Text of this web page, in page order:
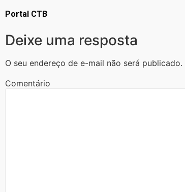
Portal CTB
Deixe uma resposta
O seu endereço de e-mail não será publicado.
Comentário